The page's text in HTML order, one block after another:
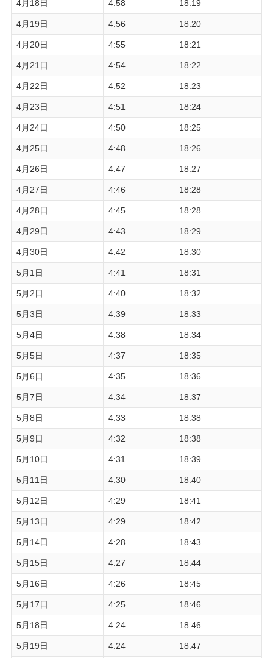
4月18日 4:58 18:19
4月19日 4:56 18:20
4月20日 4:55 18:21
4月21日 4:54 18:22
4月22日 4:52 18:23
4月23日 4:51 18:24
4月24日 4:50 18:25
4月25日 4:48 18:26
4月26日 4:47 18:27
4月27日 4:46 18:28
4月28日 4:45 18:28
4月29日 4:43 18:29
4月30日 4:42 18:30
5月1日 4:41 18:31
5月2日 4:40 18:32
5月3日 4:39 18:33
5月4日 4:38 18:34
5月5日 4:37 18:35
5月6日 4:35 18:36
5月7日 4:34 18:37
5月8日 4:33 18:38
5月9日 4:32 18:38
5月10日 4:31 18:39
5月11日 4:30 18:40
5月12日 4:29 18:41
5月13日 4:29 18:42
5月14日 4:28 18:43
5月15日 4:27 18:44
5月16日 4:26 18:45
5月17日 4:25 18:46
5月18日 4:24 18:46
5月19日 4:24 18:47